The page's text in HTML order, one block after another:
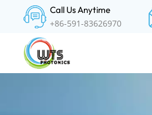
Call Us Anytime
+86-591-83626970